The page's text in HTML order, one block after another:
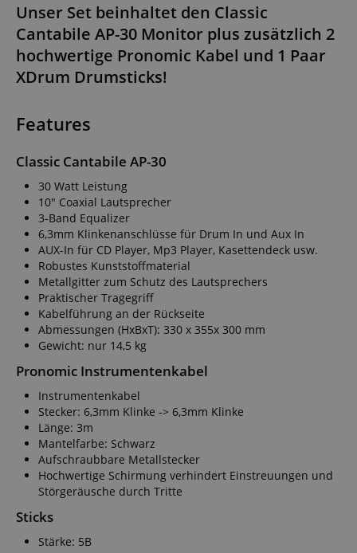
Unser Set beinhaltet den Classic
Cantabile AP-30 Monitor plus zusätzlich 2
hochwertige Pronomic Kabel und 1 Paar
XDrum Drumsticks!
Features
Classic Cantabile AP-30
30 Watt Leistung
10" Coaxial Lautsprecher
3-Band Equalizer
6,3mm Klinkenanschlüsse für Drum In und Aux In
AUX-In für CD Player, Mp3 Player, Kasettendeck usw.
Robustes Kunststoffmaterial
Metallgitter zum Schutz des Lautsprechers
Praktischer Tragegriff
Kabelführung an der Rückseite
Abmessungen (HxBxT): 330 x 355x 300 mm
Gewicht: nur 14,5 kg
Pronomic Instrumentenkabel
Instrumentenkabel
Stecker: 6,3mm Klinke -> 6,3mm Klinke
Länge: 3m
Mantelfarbe: Schwarz
Aufschraubbare Metallstecker
Hochwertige Schirmung verhindert Einstreuungen und
Störgeräusche durch Tritte
Sticks
Stärke: 5B